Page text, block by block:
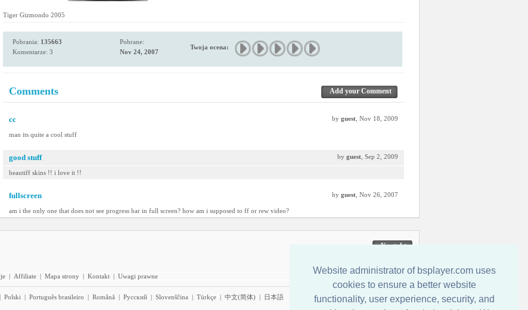
Website administrator of bsplayer.com uses
cookies to ensure a better website
functionality, user experience, security, and
Tiger Gizmondo 2005
Pobrania: 135663
Komentarze: 3
Pobrane:
Nov 24, 2007
Twoja ocena:
Comments Add your Comment
cc by guest , Nov 18, 2009
man its quite a cool stuff
good stuff by guest , Sep 2, 2009
beautiff skins !! i love it !!
fullscreen by guest , Nov 26, 2007
am i the only one that does not see progress bar in full screen? how am i supposed to ff or rew video?
Kontakt
| Affiliate | Mapa strony | Kontakt | Uwagi prawne
| Polski | Português brasileiro | Română | Pyccĸий | Slovenščina | Türkçe | 中文(简体) | 日本語